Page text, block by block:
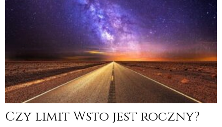
Czy limit Wsto jest roczny?